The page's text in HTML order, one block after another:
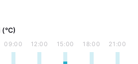
(°С)
09:00 12:00 15:00 18:00 21:00